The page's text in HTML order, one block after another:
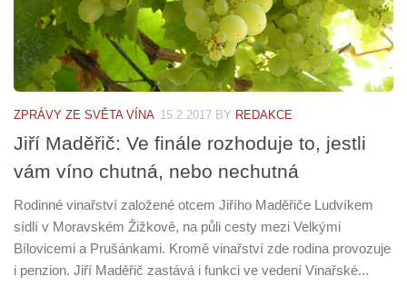
ZPRÁVY ZE SVĚTA VÍNA 15.2.2017 BY REDAKCE
Jiří Maděřič: Ve finále rozhoduje to, jestli
vám víno chutná, nebo nechutná
Rodinné vinařství založené otcem Jiřího Maděřiče Ludvíkem
sídlí v Moravském Žižkově, na půli cesty mezi Velkými
Bílovicemi a Prušánkami. Kromě vinařství zde rodina provozuje
i penzion. Jiří Maděřič zastává i funkci ve vedení Vinařské...